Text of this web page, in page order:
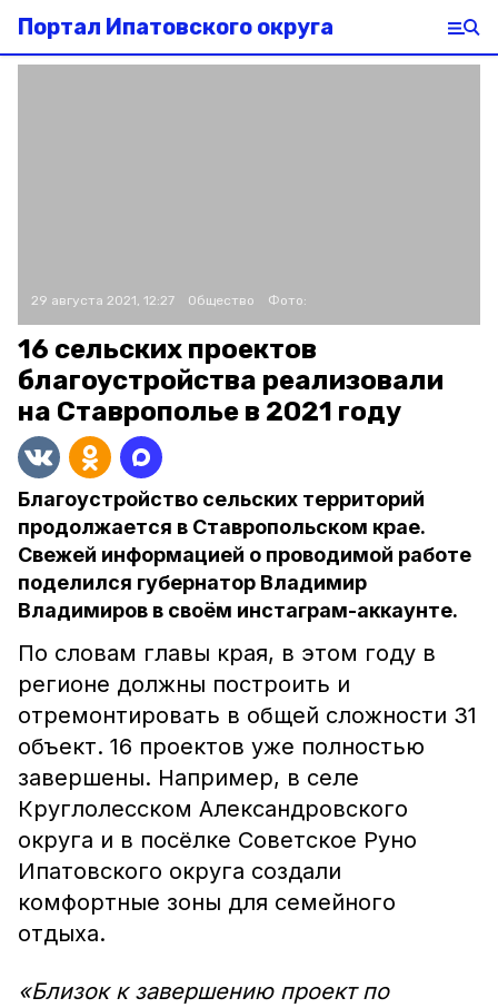
Портал Ипатовского округа
29 августа 2021, 12:27 Общество Фото:
16 сельских проектов
благоустройства реализовали
на Ставрополье в 2021 году
Благоустройство сельских территорий
продолжается в Ставропольском крае.
Свежей информацией о проводимой работе
поделился губернатор Владимир
Владимиров в своём инстаграм-аккаунте.
По словам главы края, в этом году в
регионе должны построить и
отремонтировать в общей сложности 31
объект. 16 проектов уже полностью
завершены. Например, в селе
Круглолесском Александровского
округа и в посёлке Советское Руно
Ипатовского округа создали
комфортные зоны для семейного
отдыха.
«Близок к завершению проект по